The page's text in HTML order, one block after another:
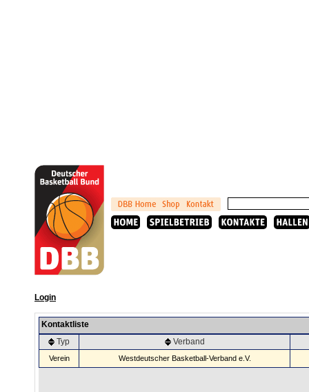
Login
Kontaktliste
Typ
Verband
Verein Westdeutscher Basketball-Verband e.V.